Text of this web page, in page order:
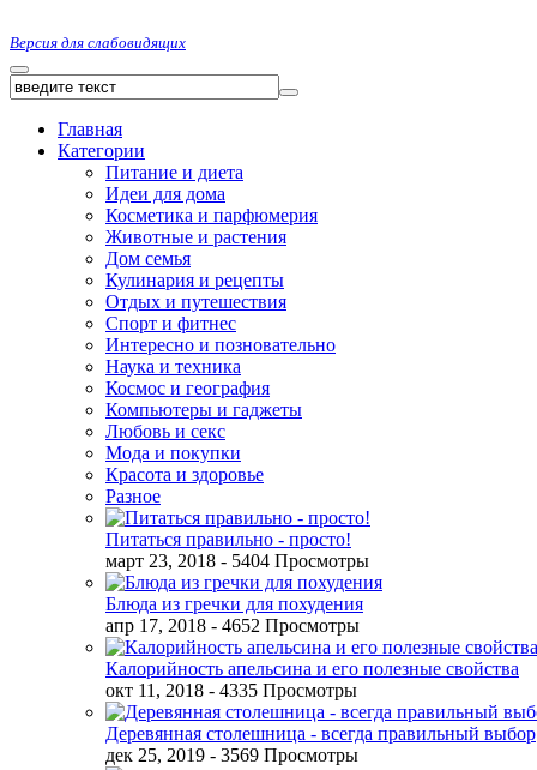
Версия для слабовидящих
Главная
Категории
Питание и диета
Идеи для дома
Косметика и парфюмерия
Животные и растения
Дом семья
Кулинария и рецепты
Отдых и путешествия
Спорт и фитнес
Интересно и позновательно
Наука и техника
Космос и география
Компьютеры и гаджеты
Любовь и секс
Мода и покупки
Красота и здоровье
Разное
Питаться правильно - просто!
март 23, 2018 - 5404 Просмотры
Блюда из гречки для похудения
апр 17, 2018 - 4652 Просмотры
Калорийность апельсина и его полезные свойства
окт 11, 2018 - 4335 Просмотры
Деревянная столешница - всегда правильный выбор
дек 25, 2019 - 3569 Просмотры